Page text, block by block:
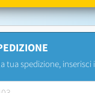
tua spedizione, inserisci